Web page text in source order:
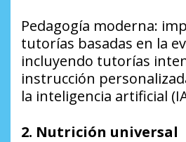
Pedagogía moderna:
tutorías basadas en la
incluyendo tutorías
instrucción
la inteligencia artificial
2. Nutrición universal